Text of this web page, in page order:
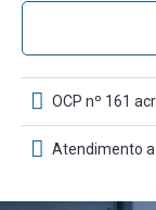
OCP nº 161
Atendimento